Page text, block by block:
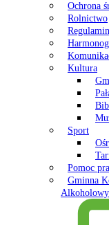
Ochrona
Rolnictwo
Kultura
Sport
Pomoc
Gminna